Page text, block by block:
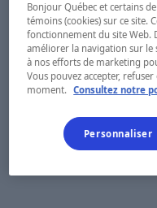
Bonjour Québec et certains
témoins (cookies) sur ce site.
fonctionnement du site Web.
améliorer la navigation sur le
à nos efforts de marketing
Vous pouvez accepter,
moment. Consultez notre
Personnaliser